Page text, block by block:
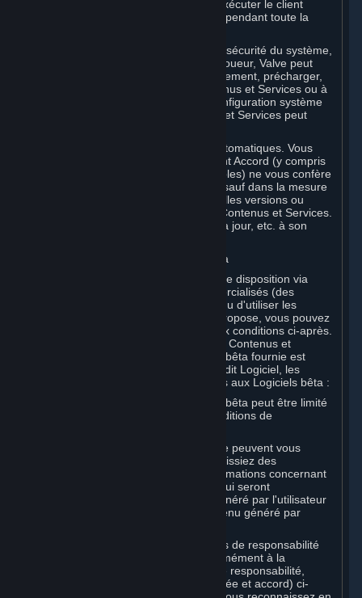
Steam et vous pouvez être tenu(e) d'exécuter le client
Steam et d'être connecté(e) à Internet pendant toute la
Pour des raisons liées notamment à la sécurité du système,
à la stabilité et à l'interopérabilité multijoueur, Valve peut
être amené à mettre à jour automatiquement, précharger,
créer de nouvelles versions des Contenus et Services ou à
les améliorer, et par conséquent, la configuration système
requise pour l'utilisation des Contenus et Services peut
Vous acceptez lesdites mises à jour automatiques. Vous
reconnaissez par ailleurs que le présent Accord (y compris
les Conditions de Souscription applicables) ne vous confère
aucun droit à exiger des mises à jour (sauf dans la mesure
requise par la loi applicable), de nouvelles versions ou
d'autres améliorations apportées aux Contenus et Services.
Valve décide de fournir lesdites mises à jour, etc. à son
b. Licence d'utilisation de Logiciels bêta
Valve peut à tout moment mettre à votre disposition via
Steam des logiciels pas encore commercialisés (des
« Logiciels bêta »). Vous n'êtes pas tenu d'utiliser les
Logiciels bêta, mais si Valve vous en propose, vous pouvez
choisir de les utiliser conformément aux conditions ci-après.
Les Logiciels bêta sont assimilés à des Contenus et
Services et chaque copie d'un Logiciel bêta fournie est
réputée constituer une Souscription audit Logiciel, les
dispositions suivantes étant spécifiques aux Logiciels bêta :
Votre droit d'utilisation d'un Logiciel bêta peut être limité
dans le temps et soumis à des Conditions de
Valve et les sociétés affiliées à Valve peuvent vous
demander ou exiger que vous fournissiez des
suggestions, commentaires ou informations concernant
votre utilisation d'un Logiciel bêta, qui seront
considérées comme du Contenu généré par l'utilisateur
conformément à la Section 6 (Contenu généré par
Outre les renonciations et limitations de responsabilité
relatives à tous les Logiciels conformément à la
Section 7 (Décharges, limitations de responsabilité,
absence de garanties, garantie limitée et accord) ci-